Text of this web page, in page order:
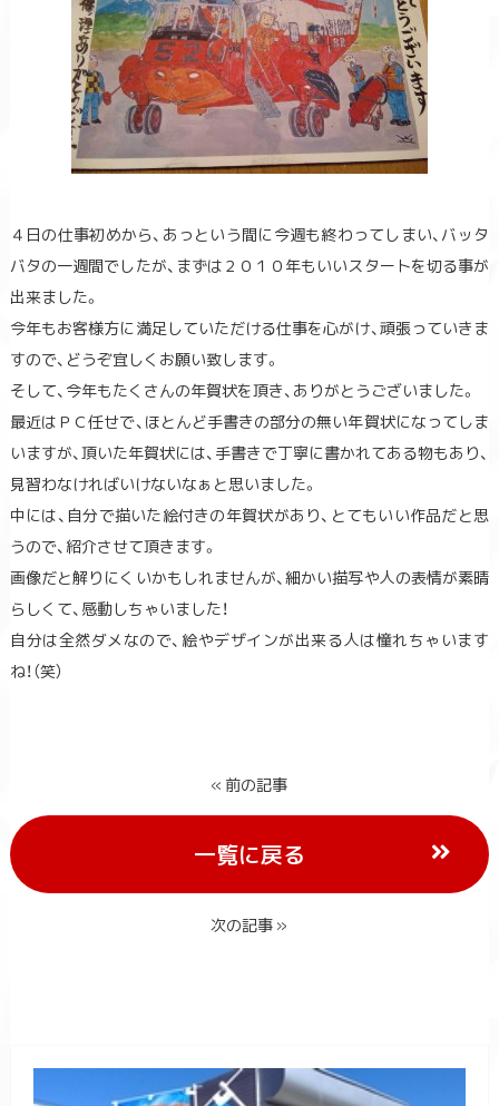
４日の仕事初めから、あっという間に今週も終わってしまい、バッタ
バタの一週間でしたが、まずは２０１０年もいいスタートを切る事が
出来ました。
今年もお客様方に満足していただける仕事を心がけ、頑張っていきま
すので、どうぞ宜しくお願い致します。
そして、今年もたくさんの年賀状を頂き、ありがとうございました。
最近はＰＣ任せで、ほとんど手書きの部分の無い年賀状になってしま
いますが、頂いた年賀状には、手書きで丁寧に書かれてある物もあり、
見習わなければいけないなぁと思いました。
中には、自分で描いた絵付きの年賀状があり、とてもいい作品だと思
うので、紹介させて頂きます。
画像だと解りにくいかもしれませんが、細かい描写や人の表情が素晴
らしくて、感動しちゃいました！
自分は全然ダメなので、絵やデザインが出来る人は憧れちゃいます
ね！（笑）
« 前の記事
一覧に戻る
次の記事 »